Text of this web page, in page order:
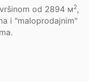
od 3000 м2,
i "maloprodajnim"